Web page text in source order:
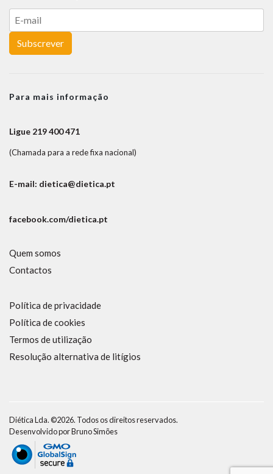
Subscrever
Para mais informação
Ligue 219 400 471
(Chamada para a rede fixa nacional)
E-mail: dietica@dietica.pt
facebook.com/dietica.pt
Quem somos
Contactos
Política de privacidade
Política de cookies
Termos de utilização
Resolução alternativa de litígios
Diética Lda. ©2026. Todos os direitos reservados.
Desenvolvido porBruno Simões